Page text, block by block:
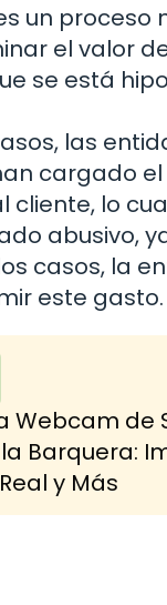
un proceso
el valor
se está
las
cargado
cliente, lo
abusivo,
casos, la
este gasto.
Webcam de
Barquera:
y Más